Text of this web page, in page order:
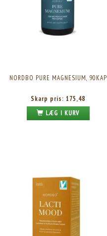
NORDBO PURE MAGNESIUM, 90KAP
Skarp pris: 175,48
LÆG I KURV